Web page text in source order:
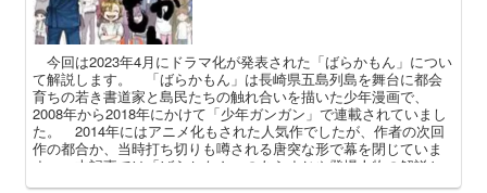
今回は2023年4月にドラマ化が発表された「ばらかもん」につい
て解説します。 「ばらかもん」は長崎県五島列島を舞台に都会
育ちの若き書道家と島民たちの触れ合いを描いた少年漫画で、
2008年から2018年にかけて「少年ガンガン」で連載されていまし
た。 2014年にはアニメ化もされた人気作でしたが、作者の次回
作の都合か、当時打ち切りも噂される唐突な形で幕を閉じていま
す。 本記事では「ばらかもん」のあらすじや登場人物の解説と